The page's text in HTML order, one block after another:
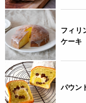
フィリ
ケーキ
パウン